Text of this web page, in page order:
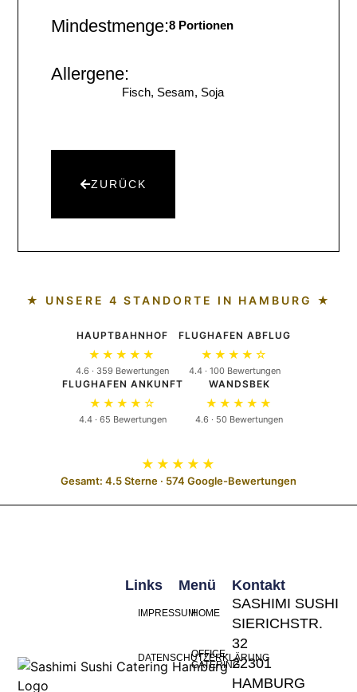
Mindestmenge:8 Portionen
Allergene:
Fisch, Sesam, Soja
ZURÜCK
★ UNSERE 4 STANDORTE IN HAMBURG ★
HAUPTBAHNHOF
★★★★★
4.6 · 359 Bewertungen
FLUGHAFEN ABFLUG
★★★★☆
4.4 · 100 Bewertungen
FLUGHAFEN ANKUNFT
★★★★☆
4.4 · 65 Bewertungen
WANDSBEK
★★★★★
4.6 · 50 Bewertungen
★★★★★
Gesamt: 4.5 Sterne · 574 Google-Bewertungen
Menü
HOME
OFFICE-
CATERING
Links
IMPRESSUM
DATENSCHUTZERKLÄRUNG
Kontakt
SASHIMI SUSHI
SIERICHSTR.
32
22301
HAMBURG